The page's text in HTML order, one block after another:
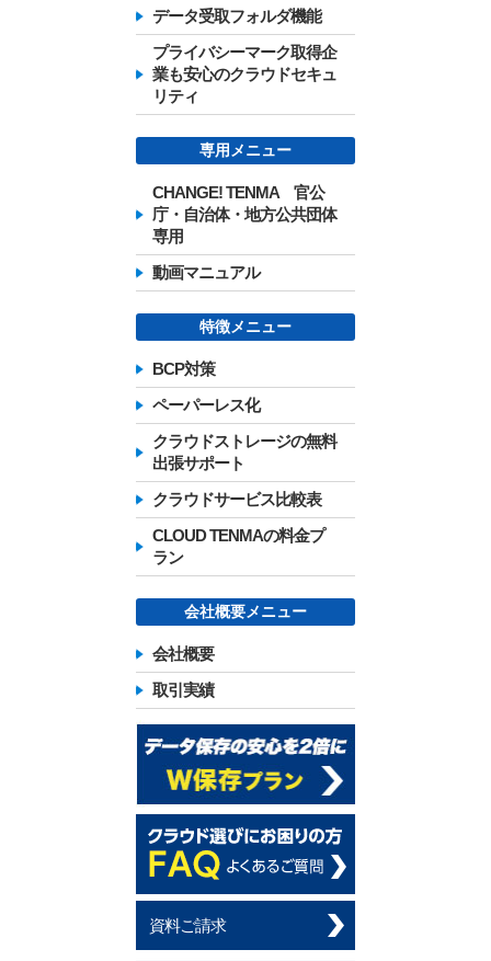
データ受取フォルダ機能
プライバシーマーク取得企
業も安心のクラウドセキュ
リティ
専用メニュー
CHANGE! TENMA 官公
庁・自治体・地方公共団体
専用
動画マニュアル
特徴メニュー
BCP対策
ペーパーレス化
クラウドストレージの無料
出張サポート
クラウドサービス比較表
CLOUD TENMAの料金プ
ラン
会社概要メニュー
会社概要
取引実績
資料ご請求